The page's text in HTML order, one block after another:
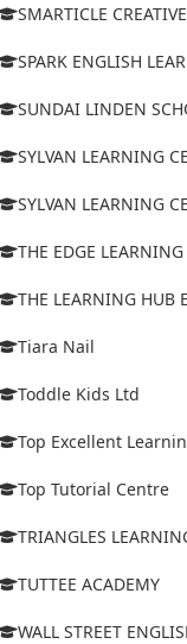
SMARTICLE
SPARK ENGLISH
SUNDAI LINDEN
SYLVAN LEARNING
SYLVAN LEARNING
THE EDGE LEARNING
THE LEARNING HUB
Tiara Nail
Toddle Kids Ltd
Top Excellent
Top Tutorial Centre
TRIANGLES
TUTTEE ACADEMY
WALL STREET